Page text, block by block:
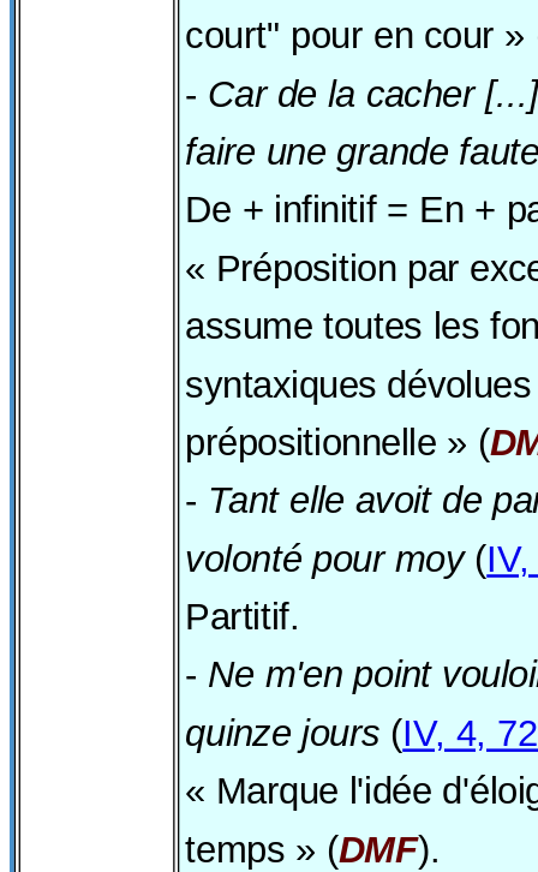
court" pour en cour »
- Car de la cacher
faire une grande
De + infinitif = En +
« Préposition par
assume toutes les
syntaxiques
prépositionnelle » (
- Tant elle avoit de
volonté pour moy(
Partitif.
- Ne m'en point
quinze jours (IV, 4,
« Marque l'idée
temps » (DMF).